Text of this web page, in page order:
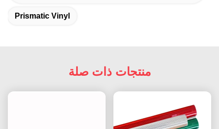
Prismatic Vinyl
منتجات ذات صلة